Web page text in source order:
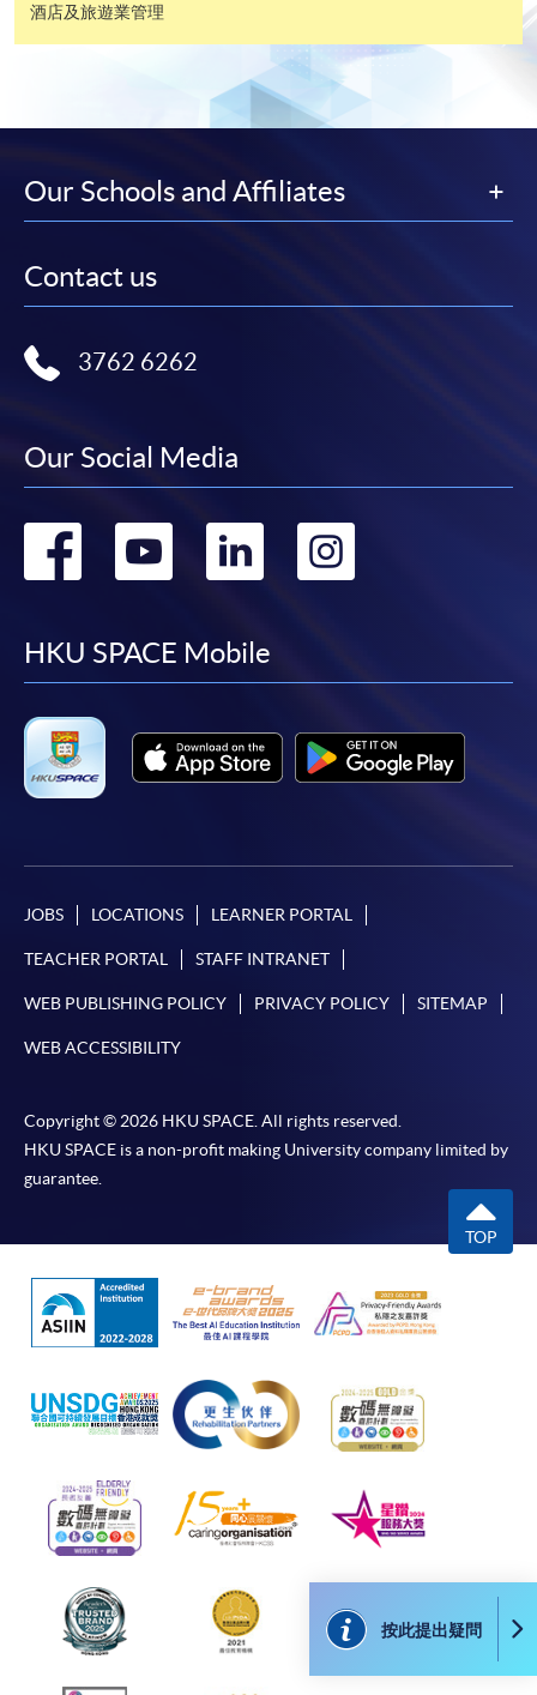
​學院為學歷頒授課程特設「註冊及學費通知」，適
課程負責人會為學員送上「註冊及學費通知」
何疑問，請詳閱個別課程資料，或聯絡有關課程負責
人或報名中心。
課程/科目報名注意事項:
Google Chrome瀏覽器。
必須重新開始整個申請程序。
網上報名只支援「提早報讀優惠」。如需享用其他
在網上報名過程中，由於提交課程申請和付款在系
統處理上為兩個不同的程序，成功付款並不保證成
快與 閣下聯絡。
申請人應注意，不論親身或網上報讀，相同的課
程/科目只可提交一次申請。
確認。另外，確認電子郵件亦會發送到 閣下的電
除特殊情況(例如課程因報名人數不足而被取消)及
法例規定外，一切已繳費用，概不退還。
如須甄選入學，則正式收據並不可作為 閣下已獲
請者是否獲取錄。落選的申請人將獲退還已繳交的
本學院會力求在有關網頁上刊載的資訊正確和合時，但本學院
卻不能為這些資訊作出任何明確或隱含的保證。本學院尤其不
準確、資訊適合任何目的、資訊不含電腦病毒等。
本學院（包括其僱員及附屬機構）對你在網上付款而由下列原
因所導致的任何損失，一概不負責；上述原因包括：（1）由
付款銀行或獨立商戶因為付款的網關在處理付款的信用卡、付
款卡、智能卡或其他付款的設施時出現任何信息或資訊傳送的
來的任何信息或資訊中出現的疏忽、錯誤、誤差或遺漏；
（3）付款的網關在完成網上付款時出現的故障、失靈、或失
誤；（4）任何由付款的網關引起或與付款的網關相關的原
因，包括未獲授權進入、資料傳送的改動、任何非法行為等。
酒店及旅遊業管理
按此提出疑問
折
Our Schools and Affiliates
Contact us
3762 6262
Our Social Media
Go
facebook
Go
youtube
Go
linkedin
Go
HKU SPACE Mobile
JOBS LOCATIONS LEARNER PORTAL
TEACHER PORTAL STAFF INTRANET
WEB PUBLISHING POLICY PRIVACY POLICY SITEMAP
WEB ACCESSIBILITY
Copyright © 2026 HKU SPACE. All rights reserved.
HKU SPACE is a non-profit making University company limited by
guarantee.
TOP